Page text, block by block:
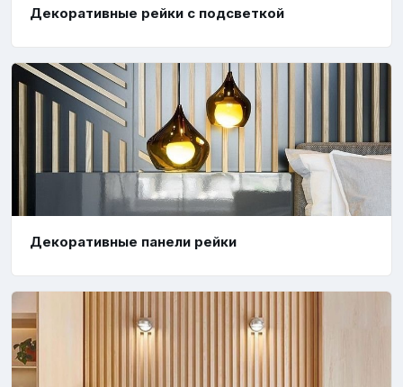
Декоративные рейки с подсветкой
Декоративные панели рейки